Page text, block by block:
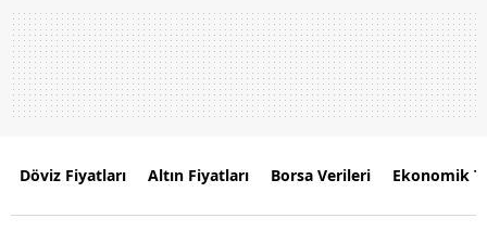
Döviz Fiyatları Altın Fiyatları Borsa Verileri Ekonomik